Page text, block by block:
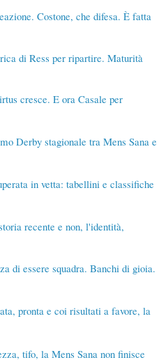
Costone, che difesa. È fatta
di Ress per ripartire. Maturità
cresce. E ora Casale per
Derby stagionale tra Mens Sana e
in vetta: tabellini e classifiche
recente e non, l'identità,
di essere squadra. Banchi di gioia.
pronta e coi risultati a favore, la
tifo, la Mens Sana non finisce